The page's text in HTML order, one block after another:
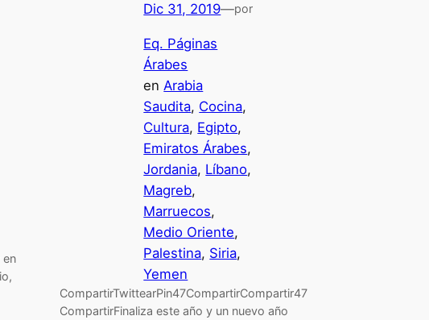
en
Dic 31, 2019—por
Eq. Páginas
Árabes
en Arabia
Saudita, Cocina
Cultura, Egipto
Emiratos Árabes
Jordania, Líbano
Magreb
Marruecos
Medio Oriente
Palestina, Siria
Yemen
CompartirTwittearPin47CompartirCompartir47
CompartirFinaliza este año y un nuevo año